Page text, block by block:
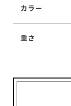
カラー
重さ